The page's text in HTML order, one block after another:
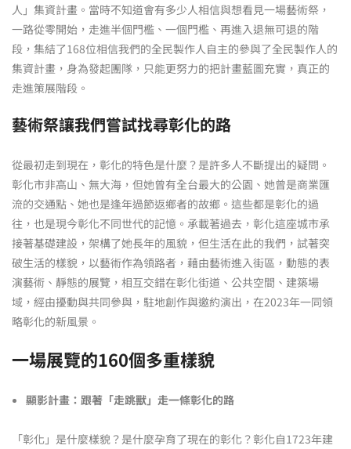
人」集資計畫。當時不知道會有多少人相信與想看見一場藝術祭，
一路從零開始，走進半個門檻、一個門檻、再進入退無可退的階
段，集結了168位相信我們的全民製作人自主的參與了全民製作人的
集資計畫，身為發起團隊，只能更努力的把計畫藍圖充實，真正的
走進策展階段。
藝術祭讓我們嘗試找尋彰化的路
從最初走到現在，彰化的特色是什麼？是許多人不斷提出的疑問。
彰化市非高山、無大海，但她曾有全台最大的公園、她曾是商業匯
流的交通點、她也是逢年過節返鄉者的故鄉。這些都是彰化的過
往，也是現今彰化不同世代的記憶。承載著過去，彰化這座城市承
接著基礎建設，架構了她長年的風貌，但生活在此的我們，試著突
破生活的樣貌，以藝術作為領路者，藉由藝術進入街區，動態的表
演藝術、靜態的展覽，相互交錯在彰化街道、公共空間、建築場
域，經由擾動與共同參與，駐地創作與邀約演出，在2023年一同領
略彰化的新風景。
一場展覽的160個多重樣貌
顯影計畫：跟著「走跳獸」走一條彰化的路
「彰化」是什麼樣貌？是什麼孕育了現在的彰化？彰化自1723年建